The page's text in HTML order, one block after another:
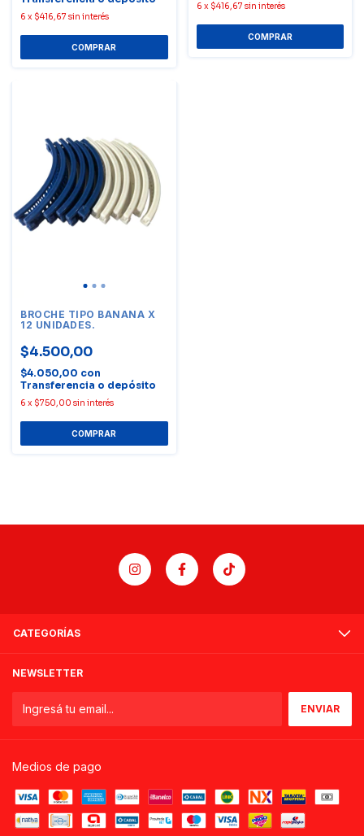
6 x $416,67 sin interés
6 x $416,67 sin interés
BROCHE TIPO BANANA X
12 UNIDADES.
$4.500,00
$4.050,00 con
Transferencia o depósito
6 x $750,00 sin interés
CATEGORÍAS
NEWSLETTER
Medios de pago